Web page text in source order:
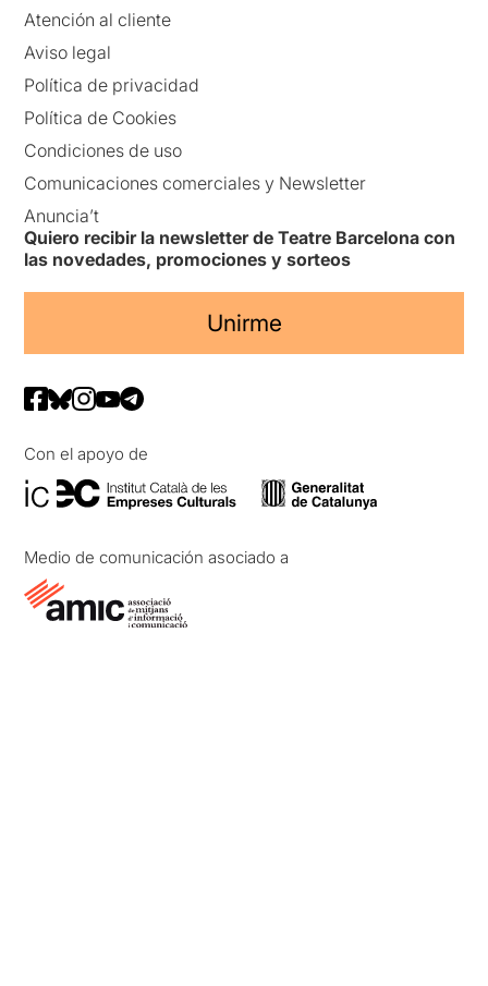
Atención al cliente
Aviso legal
Política de privacidad
Política de Cookies
Condiciones de uso
Comunicaciones comerciales y Newsletter
Anuncia’t
Quiero recibir la newsletter de Teatre Barcelona con
las novedades, promociones y sorteos
Unirme
Con el apoyo de
Medio de comunicación asociado a